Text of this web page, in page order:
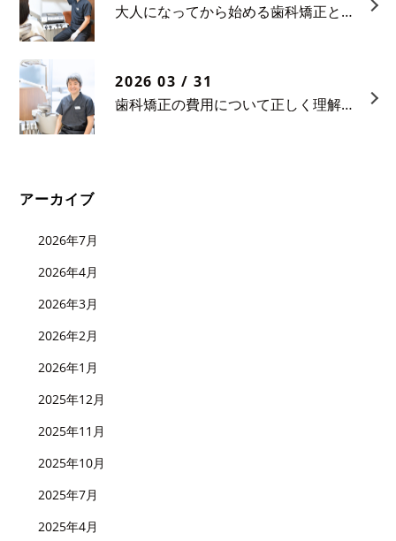
大人になってから始める歯科矯正という選択
2026 03 / 31
歯科矯正の費用について正しく理解する
アーカイブ
2026年7月
2026年4月
2026年3月
2026年2月
2026年1月
2025年12月
2025年11月
2025年10月
2025年7月
2025年4月